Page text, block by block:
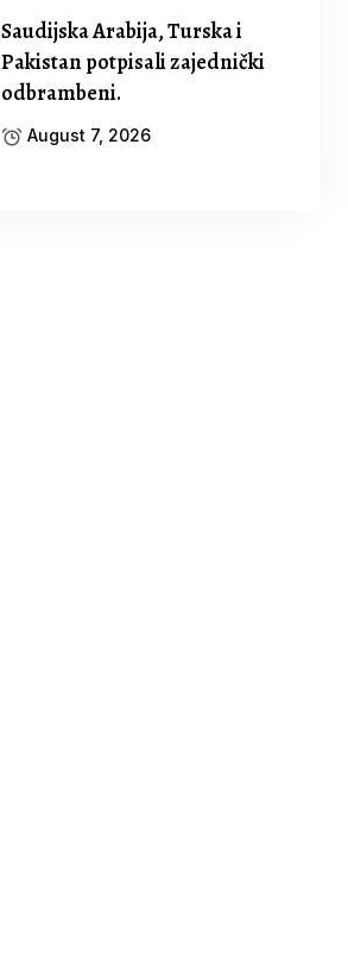
Saudijska Arabija, Turska i
Pakistan potpisali zajednički
odbrambeni.
August 7, 2026